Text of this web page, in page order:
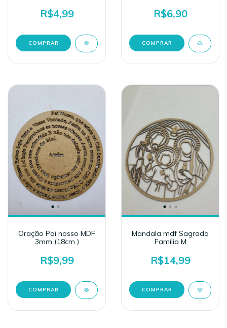
R$4,99 R$6,90
Oração Pai nosso MDF
3mm (18cm )
R$9,99
Mandala mdf Sagrada
Família M
R$14,99